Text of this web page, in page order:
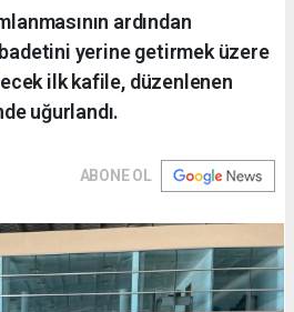
ardından
yerine getirmek üzere
ilk kafile, düzenlenen
uğurlandı.
ABONE OL